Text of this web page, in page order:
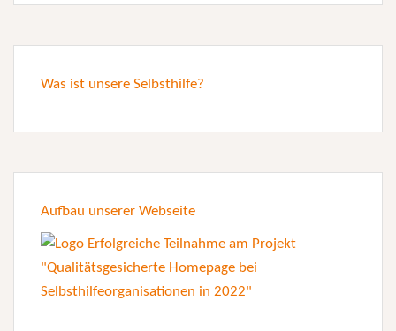
Was ist unsere Selbsthilfe?
Aufbau unserer Webseite